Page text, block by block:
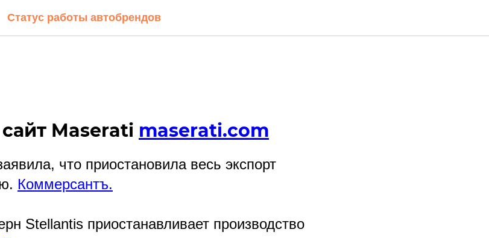
Статус работы автобрендов
Maserati maserati.com
что приостановила весь экспорт
Коммерсантъ.
Stellantis приостанавливает производство